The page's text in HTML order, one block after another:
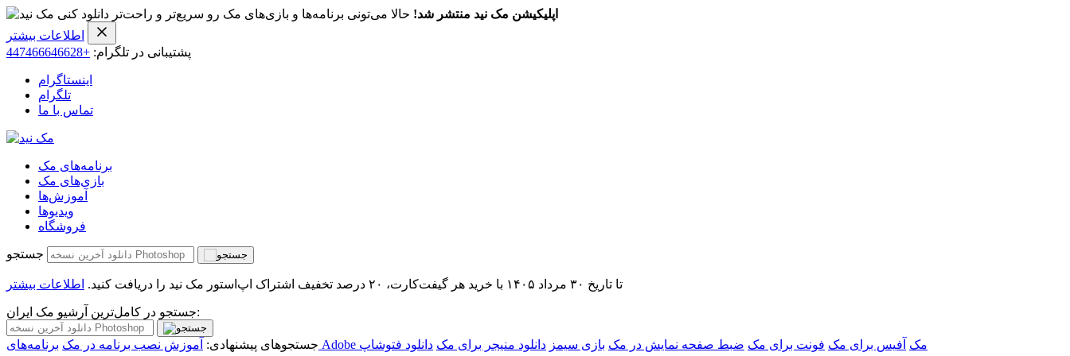
اپلیکیشن مک نید منتشر شد! حالا می‌تونی برنامه‌ها و بازی‌های مک رو سریع‌تر و راحت‌تر دانلود کنی
اطلاعات بیشتر
پشتیبانی در تلگرام: +447466646628
اینستاگرام
تلگرام
تماس با ما
برنامه‌های مک
بازی‌های مک
آموزش‌ها
ویدیو‌ها
فروشگاه
جستجو
تا تاریخ ۳۰ مرداد ۱۴۰۵ با خرید هر گیفت‌کارت، ۲۰ درصد تخفیف اشتراک اپ‌استور مک نید را دریافت کنید. اطلاعات بیشتر
جستجو در کامل‌ترین آرشیو مک ایران:
جستجوهای پیشنهادی: آموزش نصب برنامه در مک برنامه‌های Adobe مک آفیس برای مک فونت برای مک ضبط صفحه نمایش در مک بازی سیمز دانلود منیجر برای مک دانلود فتوشاپ